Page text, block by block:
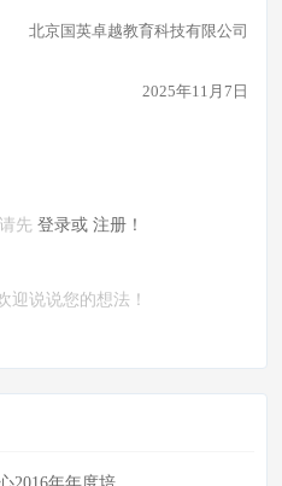
北京国英卓越教育科技有限公司
2025年11月7日
先 登录或 注册！
迎说说您的想法！